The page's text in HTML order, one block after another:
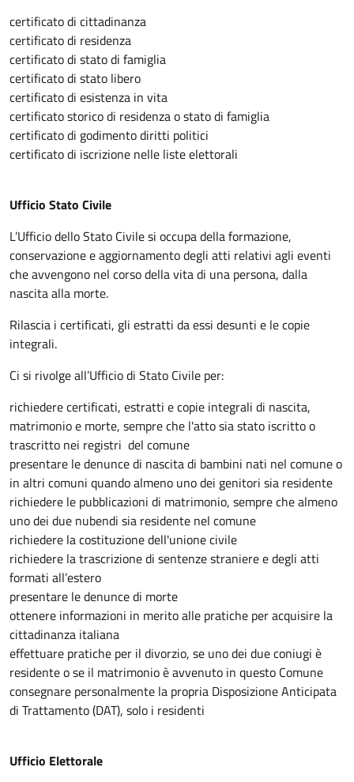
certificato di cittadinanza
certificato di residenza
certificato di stato di famiglia
certificato di stato libero
certificato di esistenza in vita
certificato storico di residenza o stato di famiglia
certificato di godimento diritti politici
certificato di iscrizione nelle liste elettorali
Ufficio Stato Civile
L’Ufficio dello Stato Civile si occupa della formazione,
conservazione e aggiornamento degli atti relativi agli eventi
che avvengono nel corso della vita di una persona, dalla
nascita alla morte.
Rilascia i certificati, gli estratti da essi desunti e le copie
integrali.
Ci si rivolge all’Ufficio di Stato Civile per:
richiedere certificati, estratti e copie integrali di nascita,
matrimonio e morte, sempre che l'atto sia stato iscritto o
trascritto nei registri del comune
presentare le denunce di nascita di bambini nati nel comune o
in altri comuni quando almeno uno dei genitori sia residente
richiedere le pubblicazioni di matrimonio, sempre che almeno
uno dei due nubendi sia residente nel comune
richiedere la costituzione dell'unione civile
richiedere la trascrizione di sentenze straniere e degli atti
formati all’estero
presentare le denunce di morte
ottenere informazioni in merito alle pratiche per acquisire la
cittadinanza italiana
effettuare pratiche per il divorzio, se uno dei due coniugi è
residente o se il matrimonio è avvenuto in questo Comune
consegnare personalmente la propria Disposizione Anticipata
di Trattamento (DAT), solo i residenti
Ufficio Elettorale